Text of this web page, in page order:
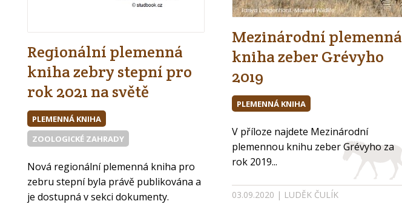
Regionální plemenná
kniha zebry stepní pro
rok 2021 na světě
PLEMENNÁ KNIHA
ZOOLOGICKÉ ZAHRADY
Nová regionální plemenná kniha pro
zebru stepní byla právě publikována a
je dostupná v sekci dokumenty.
Mezinárodní plemenná
kniha zeber Grévyho
2019
PLEMENNÁ KNIHA
V příloze najdete Mezinárodní
plemennou knihu zeber Grévyho za
rok 2019...
03.09.2020 | LUDĚK ČULÍK